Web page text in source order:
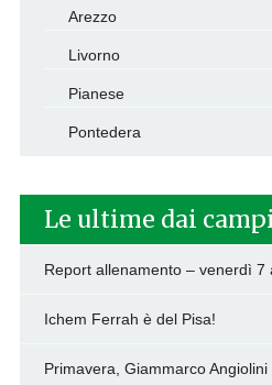
Arezzo
Livorno
Pianese
Pontedera
Le ultime dai
Report allenamento – venerdì 7
Ichem Ferrah è del Pisa!
Primavera, Giammarco